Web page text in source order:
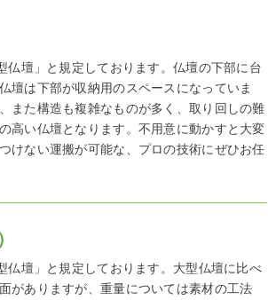
壇」と規定しております。仏壇の下部に台
壇は下部が収納用のスペースになっていま
また構造も複雑なものが多く、取り回しの難
高い仏壇となります。不用意に動かすと大変
けない運搬が可能な、プロの技術にぜひお任
仏壇」と規定しております。大型仏壇に比べ
がありますが、重量については素材の工法